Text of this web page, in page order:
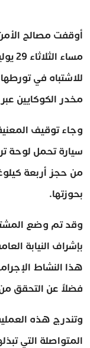
أوقفت مصالح
للاشتباه في
مخدر الكوكايين
وجاء توقيف
سيارة تحمل لوحة
بحوزتها.
وقد تم وضع
بإشراف النيابة
هذا النشاط
فضلاً عن التحقق
وتندرج هذه
المتواصلة التي